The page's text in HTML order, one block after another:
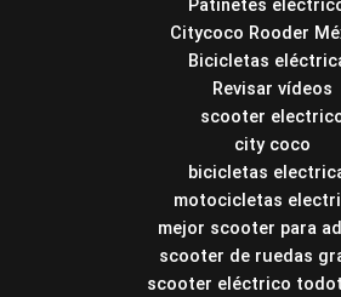
Patinetes
Citycoco Rooder
Bicicletas
Revisar vídeos
scooter
city coco
bicicletas
motocicletas
mejor scooter para
scooter de ruedas
scooter eléctrico